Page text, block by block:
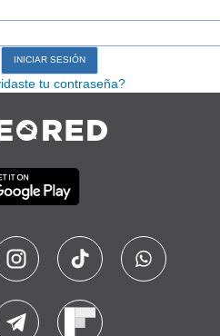
tu contraseña?